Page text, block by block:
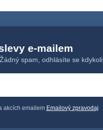
e-mailem
spam, odhlásíte se kdykoli.
akcích emailem Emailový zpravodaj